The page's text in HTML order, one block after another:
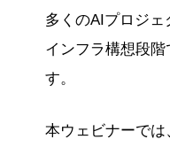
多くのAIプロジェ
インフラ構想段
す。
本ウェビナーでは